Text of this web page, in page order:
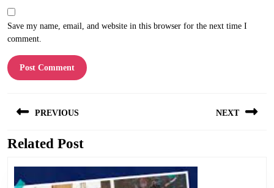
Save my name, email, and website in this browser for the next time I
comment.
navigation
PREVIOUS
Previous
NEXT
Related Post